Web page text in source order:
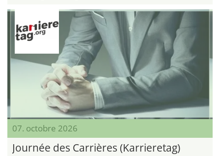
07. octobre 2026
Journée des Carrières (Karrieretag)